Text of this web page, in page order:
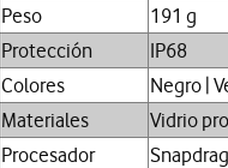
Peso
191 g
Protección
IP68
Colores
Negro |
Materiales
Vidrio
Procesador